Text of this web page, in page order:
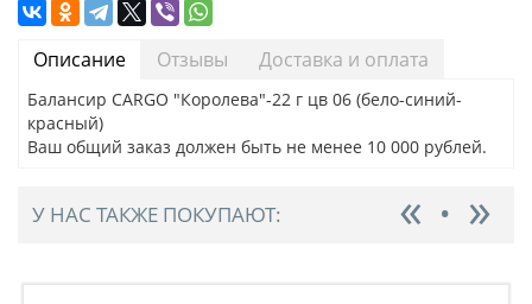
Описание Отзывы Доставка и оплата
Балансир CARGO "Королева"-22 г цв 06 (бело-синий-
красный)
Ваш общий заказ должен быть не менее 10 000 рублей.
У НАС ТАКЖЕ ПОКУПАЮТ: